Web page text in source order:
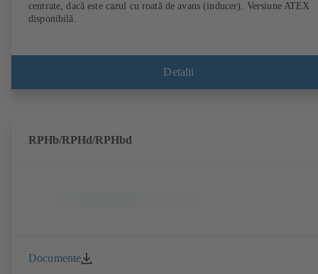
centrate, dacă este cazul cu roată de avans (inducer). Versiune ATEX
disponibilă.
Detalii
RPHb/RPHd/RPHbd
Documente